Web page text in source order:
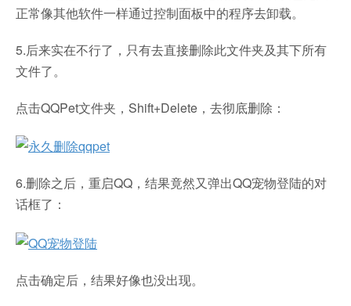
正常像其他软件一样通过控制面板中的程序去卸载。
5.后来实在不行了，只有去直接删除此文件夹及其下所有
文件了。
点击QQPet文件夹，Shift+Delete，去彻底删除：
6.删除之后，重启QQ，结果竟然又弹出QQ宠物登陆的对
话框了：
点击确定后，结果好像也没出现。